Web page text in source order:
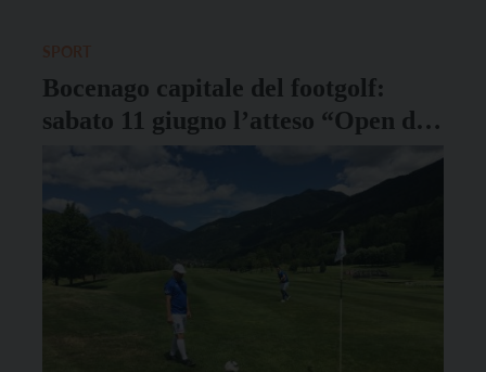
Bocenago capitale del footgolf:
sabato 11 giugno l’atteso “Open del
Trentino”